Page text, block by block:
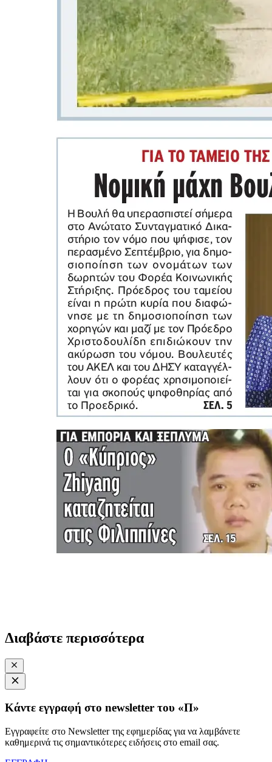
Διαβάστε περισσότερα
Κάντε εγγραφή στο newsletter του «Π»
Εγγραφείτε στο Newsletter της εφημερίδας για να λαμβάνετε
καθημερινά τις σημαντικότερες ειδήσεις στο email σας.